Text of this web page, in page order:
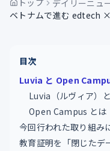
トップ
デイリーニュ
ベトナムで進む edtech
目次
Luvia と Open
Luvia（ルヴィア）
Open Campus とは
今回行われた取り組み
教育証明を「閉じたデ